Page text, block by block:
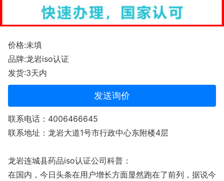
价格:未填
品牌:龙岩iso认证
发货:3天内
发送询价
联系电话：4006466645
联系地址：龙岩大道1号市行政中心东附楼4层
龙岩连城县药品iso认证公司科普：
在国内，今日头条在用户增长方面显然跑在了前列，据说今